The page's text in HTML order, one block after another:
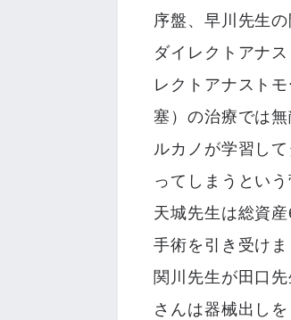
序盤、早川先生
ダイレクトアナ
レクトアナスト
塞）の治療では
ルカノが学習し
ってしまうとい
天城先生は総資
手術を引き受けま
関川先生が田口
さんは器械出し